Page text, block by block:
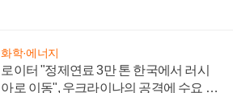
화학·에너지
로이터 "정제연료 3만 톤 한국에서 러시
아로 이동", 우크라이나의 공격에 수요 늘